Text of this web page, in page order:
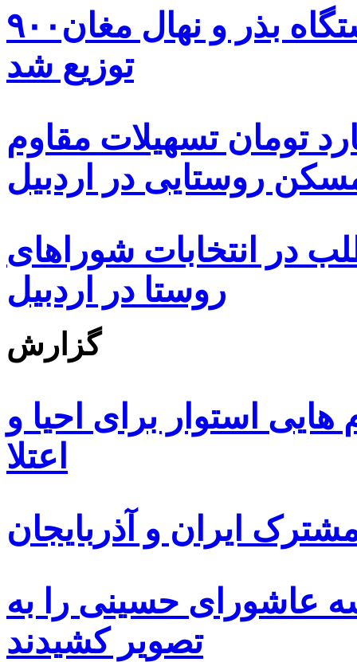
۹۰۰هزار اصله نهال توسط ایستگاه بذر و نهال مغان
توزیع شد
هزار و ۴۸۰ میلیارد تومان تسهیلات مقاوم
روستایی در اردبیل
از ۵۰۰۰ داوطلب در انتخابات شوراهای
روستا در اردبیل
گزارش
استوار برای احیا و
اعتلا
ایران و آذربایجان
عاشورای حسینی را به
تصویر کشیدند